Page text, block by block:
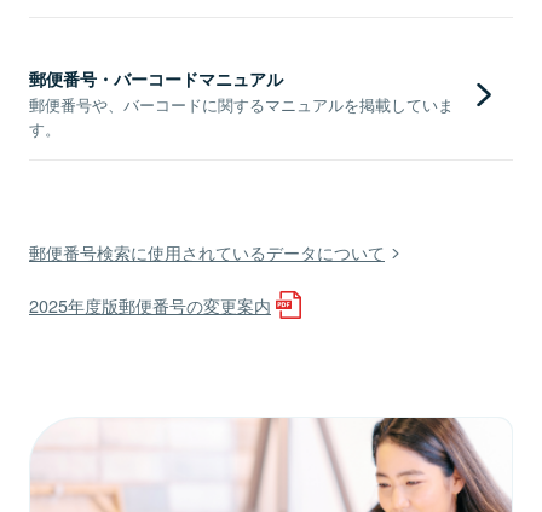
郵便番号・バーコードマニュアル
郵便番号や、バーコードに関するマニュアルを掲載していま
す。
郵便番号検索に使用されているデータについて
2025年度版郵便番号の変更案内